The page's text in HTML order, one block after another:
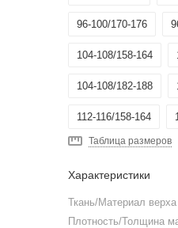
96-100/170-176
104-108/158-164
104-108/182-188
112-116/158-164
112-116/182-188
120-124/182-188
128-132/182-188
Таблица размеров
Характеристики
Ткань/Материал верха
Плотность/Толщина